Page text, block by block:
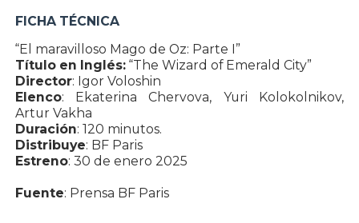
FICHA TÉCNICA
“El maravilloso Mago de Oz: Parte I”
Título en Inglés:“The Wizard of Emerald City”
Director: Igor Voloshin
Elenco: Ekaterina Chervova, Yuri Kolokolnikov,
Artur Vakha
Duración: 120 minutos.
Distribuye: BF Paris
Estreno: 30 de enero 2025
Fuente: Prensa BF Paris